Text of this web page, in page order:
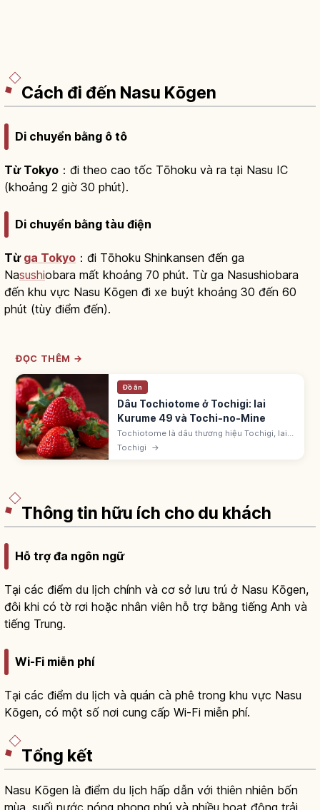
Cách đi đến Nasu Kōgen
Di chuyển bằng ô tô
Từ Tokyo ：đi theo cao tốc Tōhoku và ra tại Nasu IC
(khoảng 2 giờ 30 phút).
Di chuyển bằng tàu điện
Từ ga Tokyo ：đi Tōhoku Shinkansen đến ga
Nasushiobara mất khoảng 70 phút. Từ ga Nasushiobara
đến khu vực Nasu Kōgen đi xe buýt khoảng 30 đến 60
phút (tùy điểm đến).
ĐỌC THÊM →
Đồ ăn
Dâu Tochiotome ở Tochigi: lai
Kurume 49 và Tochi-no-Mine
Tochiotome là dâu thương hiệu Tochigi, lai
'Kurume 49-go' và 'Tochi-no-Mine', đăng ký
thập niên 1990. Cân bằng ngọt chua, mọng
Tochigi →
Thông tin hữu ích cho du khách
Hỗ trợ đa ngôn ngữ
Tại các điểm du lịch chính và cơ sở lưu trú ở Nasu Kōgen,
đôi khi có tờ rơi hoặc nhân viên hỗ trợ bằng tiếng Anh và
tiếng Trung.
Wi-Fi miễn phí
Tại các điểm du lịch và quán cà phê trong khu vực Nasu
Kōgen, có một số nơi cung cấp Wi-Fi miễn phí.
Tổng kết
Nasu Kōgen là điểm du lịch hấp dẫn với thiên nhiên bốn